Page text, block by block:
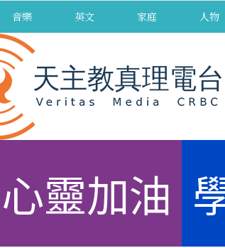
音樂 英文 家庭 人物
心靈加油